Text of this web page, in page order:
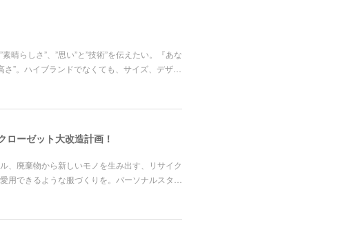
らしさ”、”思い”と”技術”を伝えたい。『あな
”。ハイブランドでなくても、サイズ、デザ…
ーゼット大改造計画！
、廃棄物から新しいモノを生み出す、リサイク
用できるような服づくりを。パーソナルスタ…